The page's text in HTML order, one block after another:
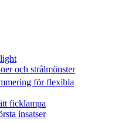
och strålmönster
för flexibla
ficklampa
insatser